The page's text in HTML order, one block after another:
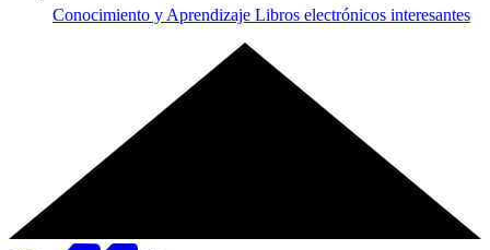
Conocimiento y Aprendizaje Libros electrónicos interesantes